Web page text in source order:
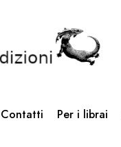
Contatti Per i librai